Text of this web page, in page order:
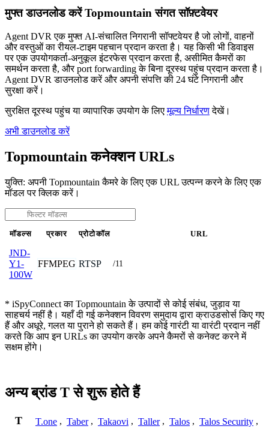
मुफ्त डाउनलोड करें Topmountain संगत सॉफ़्टवेयर
Agent DVR एक मुफ्त AI-संचालित निगरानी सॉफ्टवेयर है जो लोगों, वाहनों
और वस्तुओं का रीयल-टाइम पहचान प्रदान करता है। यह किसी भी डिवाइस
पर एक उपयोगकर्ता-अनुकूल इंटरफेस प्रदान करता है, असीमित कैमरों का
समर्थन करता है, और port forwarding के बिना दूरस्थ पहुंच प्रदान करता है।
Agent DVR डाउनलोड करें और अपनी संपत्ति की 24 घंटे निगरानी और
सुरक्षा करें।
सुरक्षित दूरस्थ पहुंच या व्यापारिक उपयोग के लिएमूल्य निर्धारणदेखें।
अभी डाउनलोड करें
Topmountain कनेक्शन URLs
युक्ति: अपनी Topmountain कैमरे के लिए एक URL उत्पन्न करने के लिए एक
मॉडल पर क्लिक करें।
मॉडल्स प्रकार प्रोटोकॉल URL
JND-
Y1-
100W
FFMPEG RTSP /11
* iSpyConnect का Topmountain के उत्पादों से कोई संबंध, जुड़ाव या
साहचर्य नहीं है। यहाँ दी गई कनेक्शन विवरण समुदाय द्वारा क्राउडसोर्स किए गए
हैं और अधूरे, गलत या पुराने हो सकते हैं। हम कोई गारंटी या वारंटी प्रदान नहीं
करते कि आप इन URLs का उपयोग करके अपने कैमरों से कनेक्ट करने में
सक्षम होंगे।
अन्य ब्रांड T से शुरू होते हैं
T T.one , Taber , Takaovi , Taller , Talos , Talos Security ,